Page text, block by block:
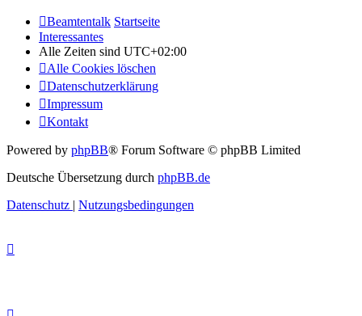
Beamtentalk Startseite
Interessantes
Alle Zeiten sind UTC+02:00
Alle Cookies löschen
Datenschutzerklärung
Impressum
Kontakt
Powered by phpBB® Forum Software © phpBB Limited
Deutsche Übersetzung durch phpBB.de
Datenschutz | Nutzungsbedingungen